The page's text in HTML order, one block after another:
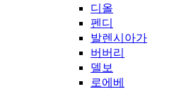
디올
펜디
발렌시아가
버버리
델보
로에베